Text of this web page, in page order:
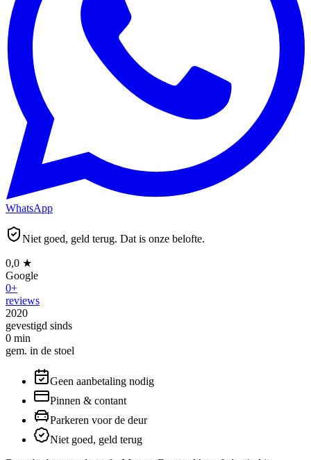
WhatsApp
Niet goed, geld terug. Dat is onze belofte.
0,0 ★
Google
0+
reviews
2020
gevestigd sinds
0 min
gem. in de stoel
Geen aanbetaling nodig
Pinnen & contant
Parkeren voor de deur
Niet goed, geld terug